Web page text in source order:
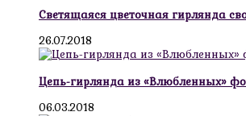
Светящаяся цветочная гирлянда
26.07.2018
Цепь-гирлянда из «Влюбленных»
06.03.2018